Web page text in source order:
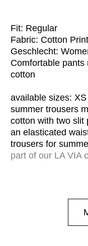
Fit: Regular
Fabric: Cotton
Geschlecht:
Comfortable
cotton
available sizes:
summer trousers
cotton with two slit
an elasticated
trousers for
part of our LA VIA